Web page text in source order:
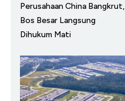
Perusahaan China Bangkrut,
Bos Besar Langsung
Dihukum Mati